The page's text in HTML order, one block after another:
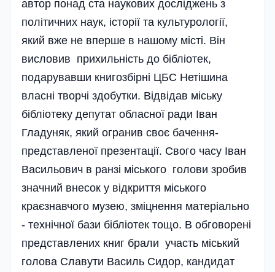
автор понад ста наукових дослі­джень з
політичних наук, історії та культурології,
який вже не вперше в нашому місті. Він
висловив прихильність до біблі­о­тек,
подарувавши книгозбірні ЦБС Неті­шина
власні творчі здобутки. Відвідав міську
бібліотеку депутат обласної ради Іван
Гладуняк, який огранив своє бачення­
представленої презентації. Свого часу Іван
Васильович в ранзі міського голови зробив
значний внесок у відкриття міського
краєзнавчого музею, зміцнення матеріально
- технічної бази бібліотек тощо. В обговорені
представлених книг брали участь міський
голова Славути Василь Сидор, кандидат